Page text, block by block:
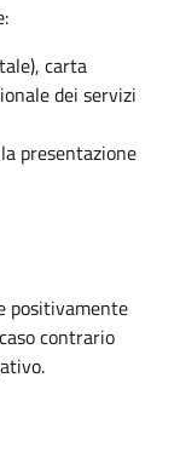
carta
dei servizi
presentazione
positivamente
contrario